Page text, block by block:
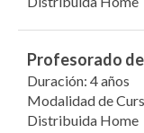
Profesorado
Duración: 4 años
Modalidad de
Distribuida Home